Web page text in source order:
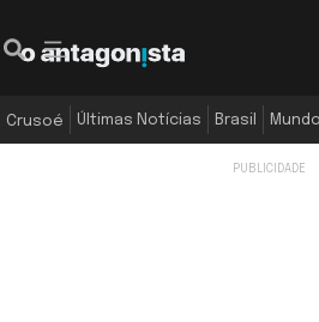
Crusoé Últimas Notícias Brasil Mundo